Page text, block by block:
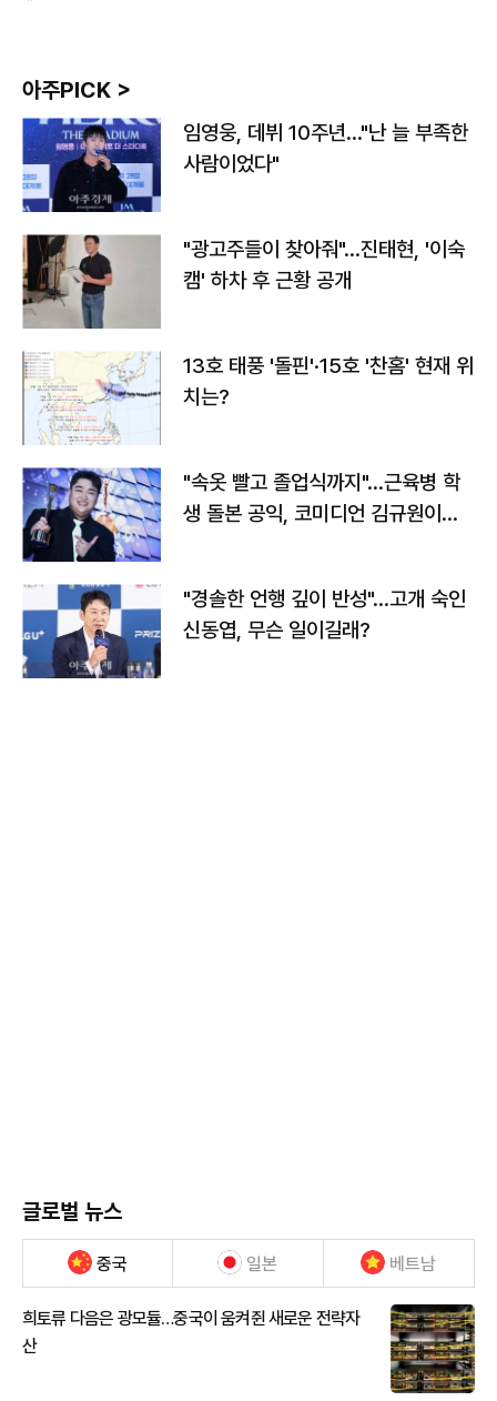
아주PICK >
임영웅, 데뷔 10주년…"난 늘 부족한
사람이었다"
"광고주들이 찾아줘"…진태현, '이숙
캠' 하차 후 근황 공개
13호 태풍 '돌핀'·15호 '찬홈' 현재 위
치는?
"속옷 빨고 졸업식까지"…근육병 학
생 돌본 공익, 코미디언 김규원이었
"경솔한 언행 깊이 반성"…고개 숙인
신동엽, 무슨 일이길래?
글로벌 뉴스
중국 일본 베트남
희토류 다음은 광모듈…중국이 움켜쥔 새로운 전략자
산